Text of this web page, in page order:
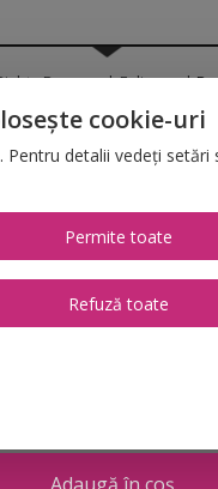
Reserved. Folina.ro |
T:+4 0754.069.667
cookie-uri
Pentru detalii vedeți setări
Permite toate
Refuză toate